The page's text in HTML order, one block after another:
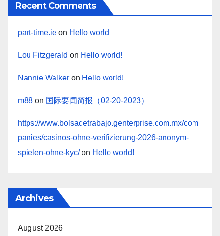
Recent Comments
part-time.ie on Hello world!
Lou Fitzgerald on Hello world!
Nannie Walker on Hello world!
m88 on 国际要闻简报（02-20-2023）
https://www.bolsadetrabajo.genterprise.com.mx/com
panies/casinos-ohne-verifizierung-2026-anonym-
spielen-ohne-kyc/on Hello world!
Archives
August 2026